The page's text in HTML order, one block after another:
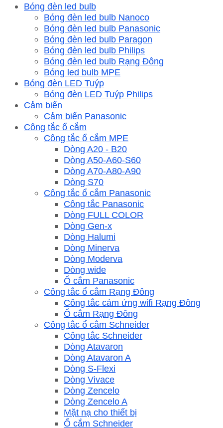
347,000₫.là:
208,200₫.
Bóng đèn led bulb
Bóng đèn led bulb Nanoco
Bóng đèn led bulb Panasonic
Bóng đèn led bulb Paragon
Bóng đèn led bulb Philips
Bóng đèn led bulb Rạng Đông
Bóng led bulb MPE
Bóng đèn LED Tuýp
Bóng đèn LED Tuýp Philips
Cảm biến
Cảm biến Panasonic
Công tắc ổ cắm
Công tắc ổ cắm MPE
Dòng A20 - B20
Dòng A50-A60-S60
Dòng A70-A80-A90
Dòng S70
Công tắc ổ cắm Panasonic
Công tắc Panasonic
Dòng FULL COLOR
Dòng Gen-x
Dòng Halumi
Dòng Minerva
Dòng Moderva
Dòng wide
Ổ cắm Panasonic
Công tắc ổ cắm Rạng Đông
Công tắc cảm ứng wifi Rạng Đông
Ổ cắm Rạng Đông
Công tắc ổ cắm Schneider
Công tắc Schneider
Dòng Atavaron
Dòng Atavaron A
Dòng S-Flexi
Dòng Vivace
Dòng Zencelo
Dòng Zencelo A
Mặt nạ cho thiết bị
Ổ cắm Schneider